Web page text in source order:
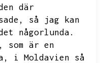
där
så jag kan
någorlunda.
som är en
i Moldavien så